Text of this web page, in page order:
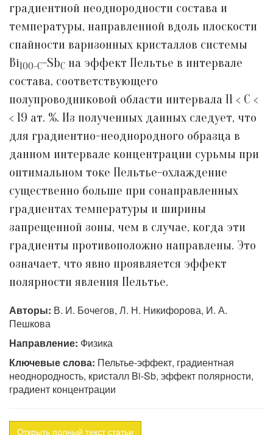
градиентной неоднородности состава и
температуры, направленной вдоль плоскости
спайности варизонных кристаллов системы
Bi100-C-SbC на эффект Пельтье в интервале
состава, соответствующего
полупроводниковой области интервала 11 < С <
< 19 ат. %. Из полученных данных следует, что
для градиентно-неоднородного образца в
данном интервале концентрации сурьмы при
оптимальном токе Пельтье-охлаждение
существенно больше при сонаправленных
градиентах температуры и ширины
запрещенной зоны, чем в случае, когда эти
градиенты противоположно направлены. Это
означает, что явно проявляется эффект
полярности явления Пельтье.
Авторы: В. И. Бочегов, Л. Н. Никифорова, И. А.
Пешкова
Направление: Физика
Ключевые слова: Пельтье-эффект, градиентная
неоднородность, кристалл Bi-Sb, эффект полярности,
градиент концентрации
Открыть полный текст статьи